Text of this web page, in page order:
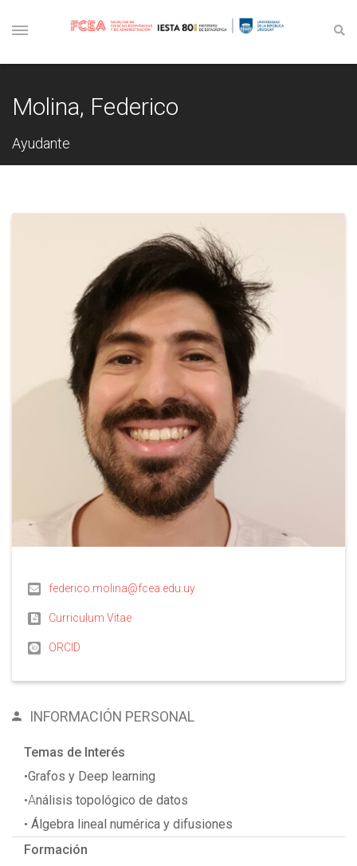
Molina, Federico
Ayudante
federico.molina@fcea.edu.uy
Curriculum Vitae
ORCID
INFORMACIÓN PERSONAL
Temas de Interés
•Grafos y Deep learning
•Análisis topológico de datos
• Álgebra lineal numérica y difusiones
Formación